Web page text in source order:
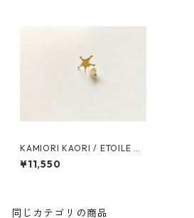
KAMIORI KAORI / ETOILE RE
F2 PIERCE
¥11,550
同じカテゴリの商品